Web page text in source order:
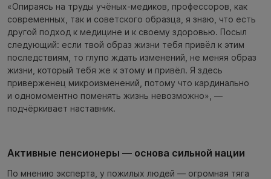
«Опираясь на труды учёных-медиков, профессоров, как
современных, так и советского образца, я знаю, что есть
другой подход к медицине и к своему здоровью. Посыл
следующий: если твой образ жизни тебя привёл к этим
последствиям, то глупо ждать изменений, не меняя образ
жизни, который тебя же к этому и привёл. Я здесь
приверженец микроизменений, потому что кардинально
и одномоментно поменять жизнь невозможно», —
подчёркивает наставник.
Активные пенсионеры — основа сильной нации
По мнению эксперта, у пожилых людей — огромная тяга